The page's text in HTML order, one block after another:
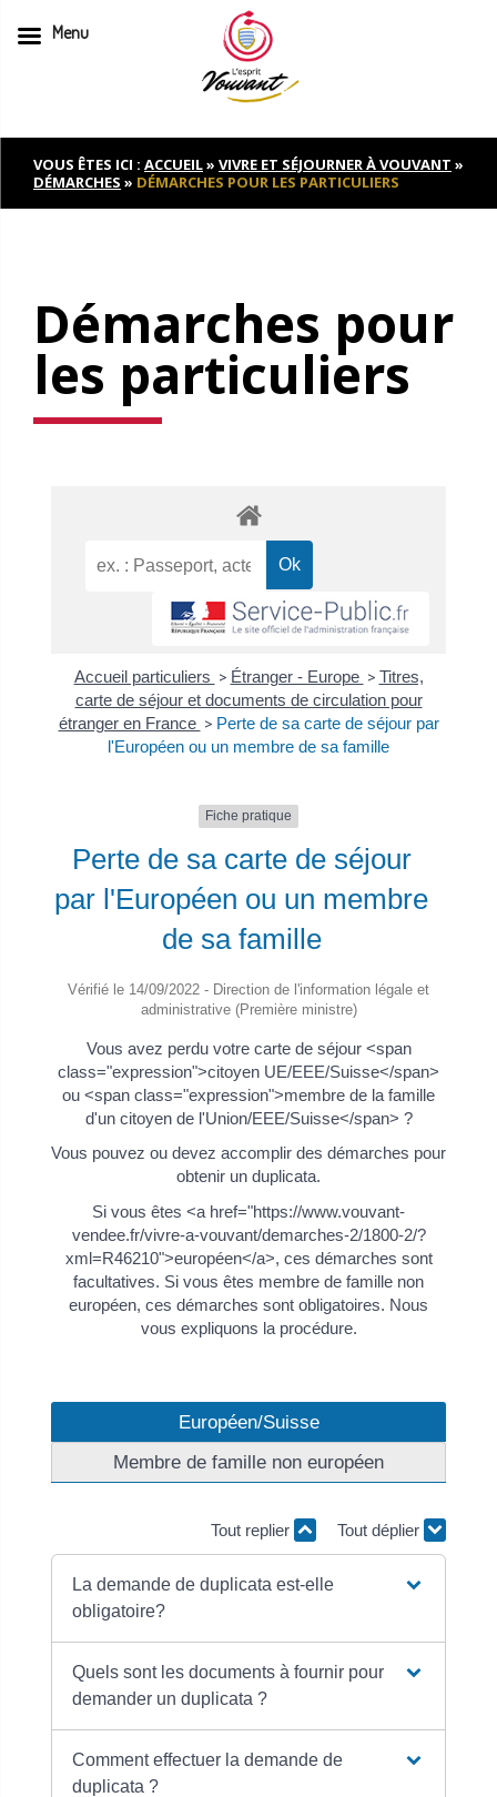
to
contentVOUS ÊTES ICI : ACCUEIL» VIVRE ET SÉJOURNER À VOUVANT »
DÉMARCHES » DÉMARCHES POUR LES PARTICULIERS
Démarches pour
les particuliers
Accueil particuliers > Étranger - Europe > Titres,
carte de séjour et documents de circulation pour
étranger en France > Perte de sa carte de séjour par
l'Européen ou un membre de sa famille
Fiche pratique
Perte de sa carte de séjour
par l'Européen ou un membre
de sa famille
Vérifié le 14/09/2022 - Direction de l'information légale et
administrative (Première ministre)
Vous avez perdu votre carte de séjour <span
class="expression">citoyen UE/EEE/Suisse</span>
ou <span class="expression">membre de la famille
d'un citoyen de l'Union/EEE/Suisse</span> ?
Vous pouvez ou devez accomplir des démarches pour
obtenir un duplicata.
Si vous êtes <a href="https://www.vouvant-
vendee.fr/vivre-a-vouvant/demarches-2/1800-2/?
xml=R46210">européen</a>, ces démarches sont
facultatives. Si vous êtes membre de famille non
européen, ces démarches sont obligatoires. Nous
vous expliquons la procédure.
Européen/Suisse
Membre de famille non européen
Tout replier Tout déplier
La demande de duplicata est-elle
obligatoire?
Quels sont les documents à fournir pour
demander un duplicata ?
Comment effectuer la demande de
duplicata ?
Menu